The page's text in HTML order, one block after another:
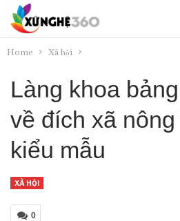
Home Xã hội
Làng khoa
về đích xã
kiểu mẫu
XÃ HỘI
0